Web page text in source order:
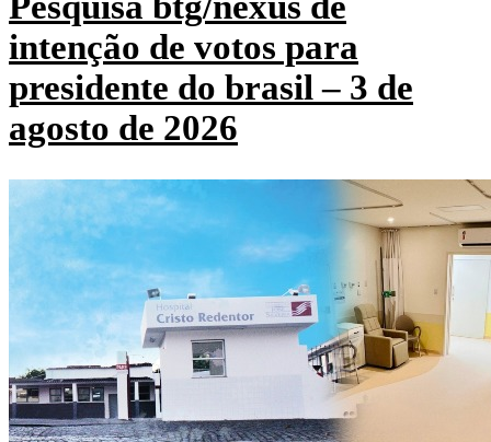
intenção de votos para
presidente do brasil – 3 de
agosto de 2026